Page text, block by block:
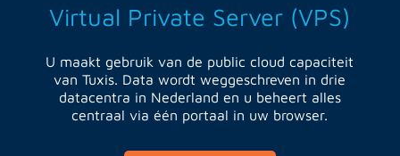
Virtual Private Server (VPS)
U maakt gebruik van de public cloud capaciteit
van Tuxis. Data wordt weggeschreven in drie
datacentra in Nederland en u beheert alles
centraal via één portaal in uw browser.